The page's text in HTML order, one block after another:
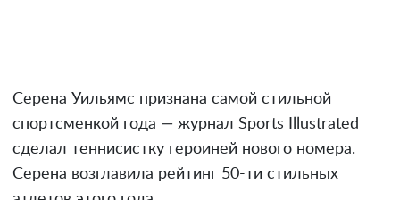
Серена Уильямс признана самой стильной
спортсменкой года — журнал Sports Illustrated
сделал теннисистку героиней нового номера.
Серена возглавила рейтинг 50-ти стильных